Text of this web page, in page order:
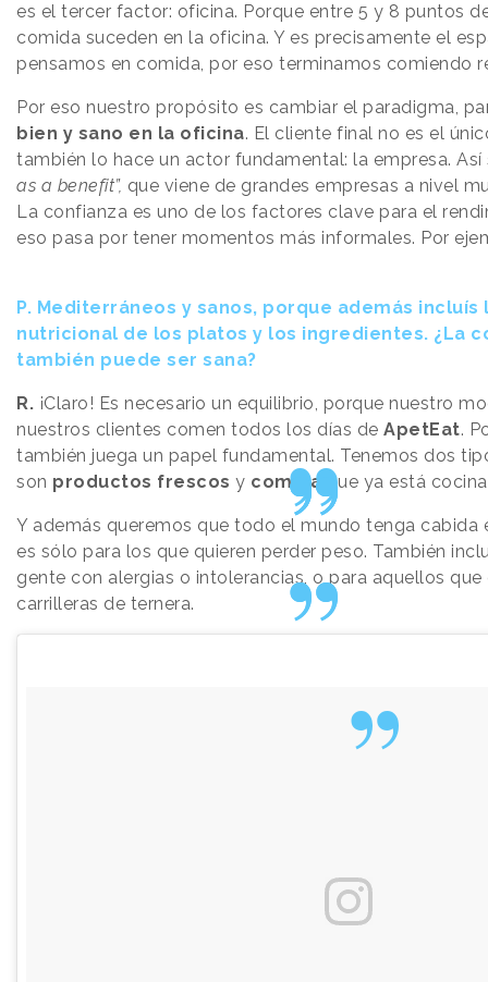
es el tercer factor: oficina. Porque entre 5 y 8 puntos
comida suceden en la oficina. Y es precisamente el
pensamos en comida, por eso terminamos comiendo
Por eso nuestro propósito es cambiar el paradigma,
bien y sano en la oficina. El cliente final no es el
también lo hace un actor fundamental: la empresa.
as a benefit”, que viene de grandes empresas a nivel
La confianza es uno de los factores clave para el
eso pasa por tener momentos más informales. Por
P. Mediterráneos y sanos, porque además
nutricional de los platos y los ingredientes. ¿La
también puede ser sana?
R. ¡Claro! Es necesario un equilibrio, porque nuestro
nuestros clientes comen todos los días de ApetEat.
también juega un papel fundamental. Tenemos dos
son productos frescos y comida que ya está
Y además queremos que todo el mundo tenga cabida
es sólo para los que quieren perder peso. También
gente con alergias o intolerancias, o para aquellos que
carrilleras de ternera.